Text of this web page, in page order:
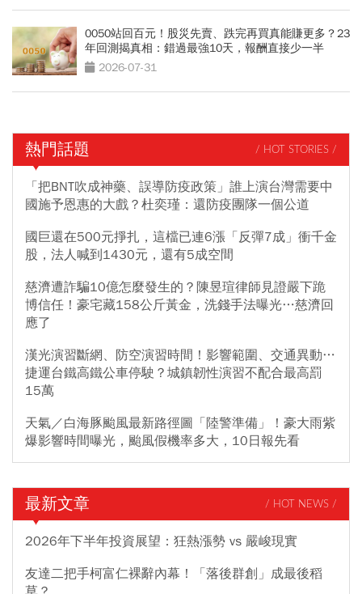
0050站回百元！股災先賣、跌完再買真能賺更多？23
年回測揭真相：錯過最強10天，報酬直接少一半
2026-07-31
熱門話題 / HOT STORIES /
「把BNT吹成神藥、誤導防疫政策」誰上演台灣需要中
國施予恩惠的大戲？杜奕瑾：還防疫團隊一個公道
國巨還在500元掙扎，這檔已連6漲「反彈7成」衝千金
股，法人喊到1430元，還有5成空間
慈濟遭詐騙10億怎麼發生的？陳昱瑄律師見證嚴下跪
博信任！豪宅藏158公斤黃金，洗錢手法曝光…慈濟回
應了
漢光演習斷網、防空演習時間！影響範圍、交通異動…
捷運台鐵高鐵公車停駛？城鎮韌性演習不配合最高罰
15萬
天氣／白海豚颱風最新路徑圖「陸警準備」！豪大雨紫
爆影響時間曝光，颱風假機率多大，10日報先看
最新文章 / HOT NEWS /
2026年下半年投資展望：狂熱漲勢 vs 嚴峻現實
友達二把手柯富仁裸辭內幕！「落後群創」成最後稻